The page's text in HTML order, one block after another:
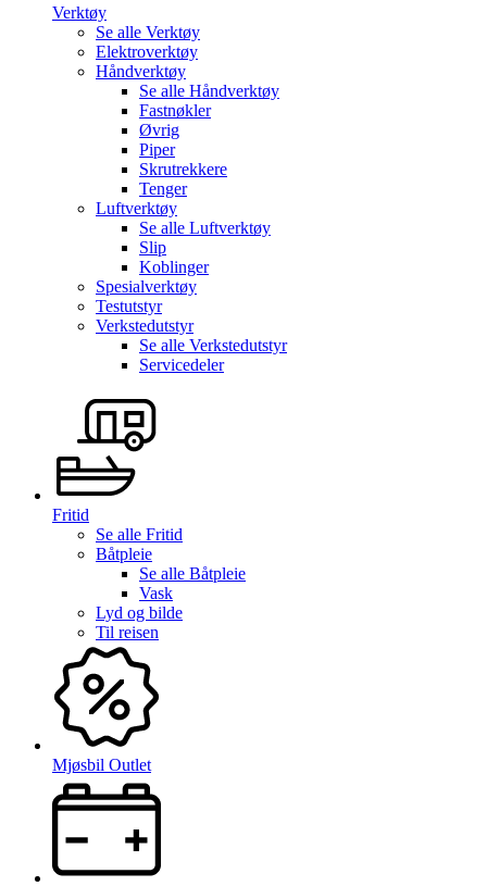
Verktøy
Se alle Verktøy
Elektroverktøy
Håndverktøy
Se alle Håndverktøy
Fastnøkler
Øvrig
Piper
Skrutrekkere
Tenger
Luftverktøy
Se alle Luftverktøy
Slip
Koblinger
Spesialverktøy
Testutstyr
Verkstedutstyr
Se alle Verkstedutstyr
Servicedeler
Fritid
Se alle Fritid
Båtpleie
Se alle Båtpleie
Vask
Lyd og bilde
Til reisen
Mjøsbil Outlet